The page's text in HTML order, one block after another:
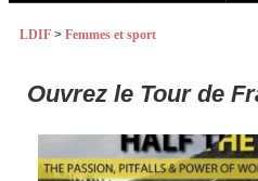
LDIF > Femmes et sport
Ouvrez le Tour de